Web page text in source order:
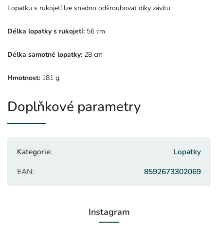
Lopatku s rukojetí lze snadno odšroubovat díky závitu.
Délka lopatky s rukojetí: 56 cm
Délka samotné lopatky: 28 cm
Hmotnost: 181 g
Doplňkové parametry
Kategorie:
Lopatky
EAN: 8592673302069
Instagram